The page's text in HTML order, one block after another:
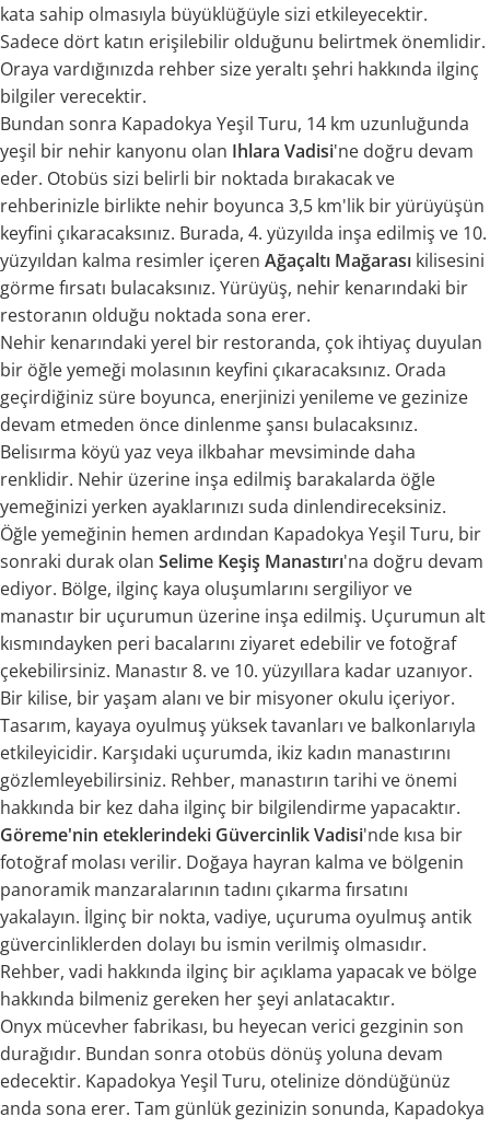
kata sahip olmasıyla büyüklüğüyle sizi etkileyecektir.
Sadece dört katın erişilebilir olduğunu belirtmek önemlidir.
Oraya vardığınızda rehber size yeraltı şehri hakkında ilginç
bilgiler verecektir.
Bundan sonra Kapadokya Yeşil Turu, 14 km uzunluğunda
yeşil bir nehir kanyonu olan Ihlara Vadisi'ne doğru devam
eder. Otobüs sizi belirli bir noktada bırakacak ve
rehberinizle birlikte nehir boyunca 3,5 km'lik bir yürüyüşün
keyfini çıkaracaksınız. Burada, 4. yüzyılda inşa edilmiş ve 10.
yüzyıldan kalma resimler içeren Ağaçaltı Mağarası kilisesini
görme fırsatı bulacaksınız. Yürüyüş, nehir kenarındaki bir
restoranın olduğu noktada sona erer.
Nehir kenarındaki yerel bir restoranda, çok ihtiyaç duyulan
bir öğle yemeği molasının keyfini çıkaracaksınız. Orada
geçirdiğiniz süre boyunca, enerjinizi yenileme ve gezinize
devam etmeden önce dinlenme şansı bulacaksınız.
Belisırma köyü yaz veya ilkbahar mevsiminde daha
renklidir. Nehir üzerine inşa edilmiş barakalarda öğle
yemeğinizi yerken ayaklarınızı suda dinlendireceksiniz.
Öğle yemeğinin hemen ardından Kapadokya Yeşil Turu, bir
sonraki durak olan Selime Keşiş Manastırı'na doğru devam
ediyor. Bölge, ilginç kaya oluşumlarını sergiliyor ve
manastır bir uçurumun üzerine inşa edilmiş. Uçurumun alt
kısmındayken peri bacalarını ziyaret edebilir ve fotoğraf
çekebilirsiniz. Manastır 8. ve 10. yüzyıllara kadar uzanıyor.
Bir kilise, bir yaşam alanı ve bir misyoner okulu içeriyor.
Tasarım, kayaya oyulmuş yüksek tavanları ve balkonlarıyla
etkileyicidir. Karşıdaki uçurumda, ikiz kadın manastırını
gözlemleyebilirsiniz. Rehber, manastırın tarihi ve önemi
hakkında bir kez daha ilginç bir bilgilendirme yapacaktır.
Göreme'nin eteklerindeki Güvercinlik Vadisi'nde kısa bir
fotoğraf molası verilir. Doğaya hayran kalma ve bölgenin
panoramik manzaralarının tadını çıkarma fırsatını
yakalayın. İlginç bir nokta, vadiye, uçuruma oyulmuş antik
güvercinliklerden dolayı bu ismin verilmiş olmasıdır.
Rehber, vadi hakkında ilginç bir açıklama yapacak ve bölge
hakkında bilmeniz gereken her şeyi anlatacaktır.
Onyx mücevher fabrikası, bu heyecan verici gezginin son
durağıdır. Bundan sonra otobüs dönüş yoluna devam
edecektir. Kapadokya Yeşil Turu, otelinize döndüğünüz
anda sona erer. Tam günlük gezinizin sonunda, Kapadokya